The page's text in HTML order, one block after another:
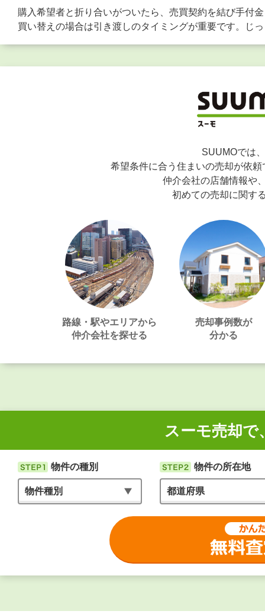
購入希望者と折り合いがついたら、売買契約を結び手付
買い替えの場合は引き渡しのタイミングが重要です。じ
SUUMOでは
希望条件に合う住まいの売却が依
仲介会社の店舗情報や
初めての売却に関す
路線・駅やエリアから
仲介会社を探せる
売却事例数が
分かる
スーモ売却で
物件の種別 物件の所在地